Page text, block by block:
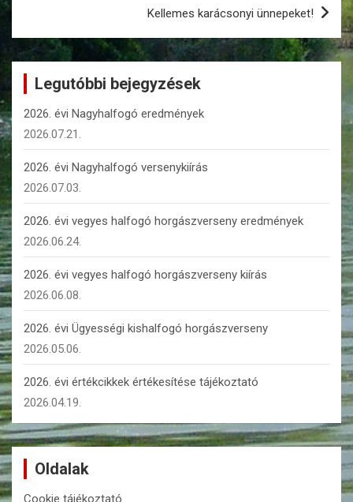
Kellemes karácsonyi ünnepeket!
Legutóbbi bejegyzések
2026. évi Nagyhalfogó eredmények
2026.07.21.
2026. évi Nagyhalfogó versenykiírás
2026.07.03.
2026. évi vegyes halfogó horgászverseny eredmények
2026.06.24.
2026. évi vegyes halfogó horgászverseny kiírás
2026.06.08.
2026. évi Ügyességi kishalfogó horgászverseny
2026.05.06.
2026. évi értékcikkek értékesítése tájékoztató
2026.04.19.
Oldalak
Cookie tájékoztató